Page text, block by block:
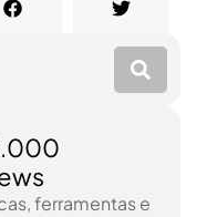
ferramentas e